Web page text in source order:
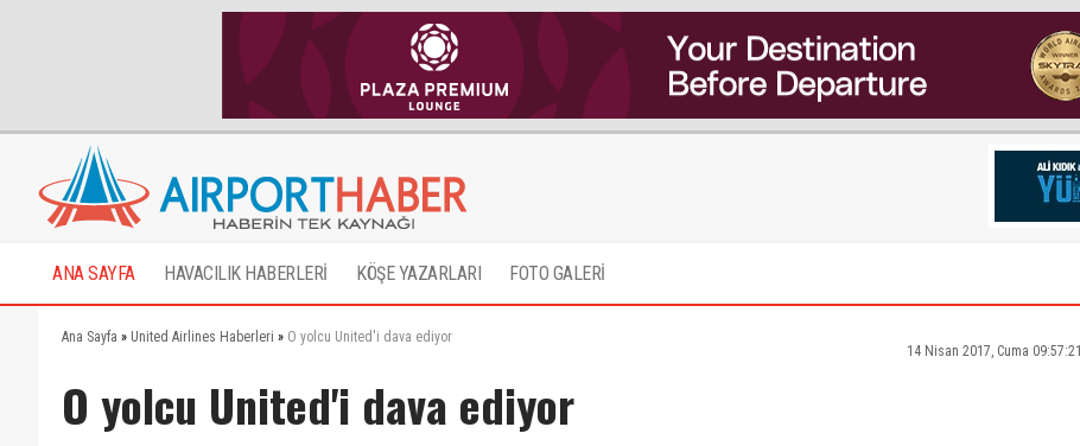
ANA SAYFA HAVACILIK HABERLERİ KÖŞE YAZARLARI FOTO GALERİ
Ana Sayfa » United Airlines Haberleri » O yolcu United'i dava ediyor
14 Nisan 2017, Cuma 09:57:21
O yolcu United'i dava ediyor